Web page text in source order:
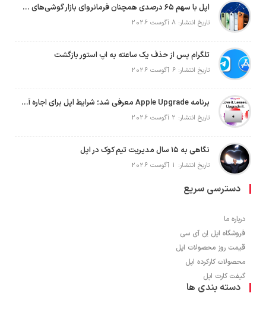
اپل با سهم ۶۵ درصدی همچنان فرمانروای بازار گوشی‌های پریمیوم جهان است
تاریخ انتشار: 8 آگوست 2026
تلگرام پس از حذف یک ساعته به اپ استور بازگشت
تاریخ انتشار: 6 آگوست 2026
برنامه Apple Upgrade معرفی شد؛ شرایط اپل برای اجاره آیفون، آیپد، مک و اپل واچ
تاریخ انتشار: 2 آگوست 2026
نگاهی به ۱۵ سال مدیریت تیم کوک در اپل
تاریخ انتشار: 1 آگوست 2026
دسترسی سریع
درباره ما
فروشگاه اپل اِن آی سی
قیمت روز محصولات اپل
محصولات کارکرده اپل
گیفت کارت اپل
دسته بندی ها